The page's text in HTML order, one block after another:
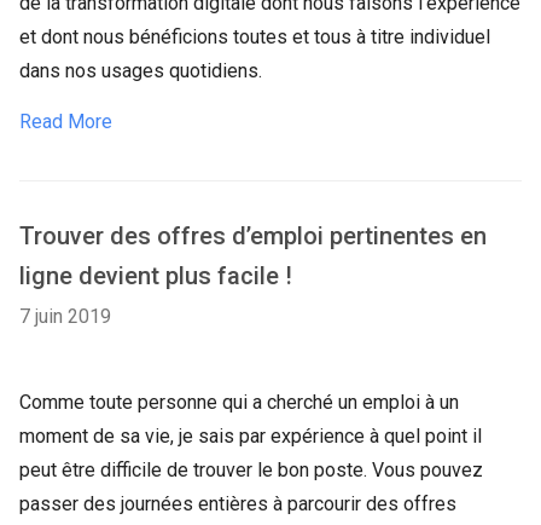
et dont nous bénéficions toutes et tous à titre individuel
dans nos usages quotidiens.
Read More
Trouver des offres d’emploi pertinentes en
ligne devient plus facile !
7 juin 2019
Comme toute personne qui a cherché un emploi à un
moment de sa vie, je sais par expérience à quel point il
peut être difficile de trouver le bon poste. Vous pouvez
passer des journées entières à parcourir des offres